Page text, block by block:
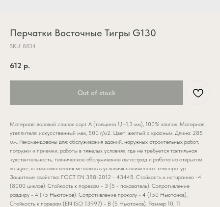
Перчатки Восточные Тигры G130
SKU: 8834
612 р.
Out of stock
Материал: воловий спилок сорт А (толщина 1,1–1,3 мм), 100% хлопок. Материал
утеплителя: искусственный мех, 500 г/м2. Цвет: желтый с красным. Длина: 285
мм. Рекомендованы для: обслуживания зданий, наружных строительных работ,
погрузки и приемки, работы в тяжелых условиях, где не требуется тактильная
чувствительность, техническое обслуживание автострад и работа на открытом
воздухе, штамповка легких металлов в условиях пониженных температур.
Защитные свойства: ГОСТ EN 388-2012 - 4344B. Стойкость к истиранию -4
(8000 циклов). Стойкость к порезам - 3 (5 - показатель). Сопротивление
раздиру - 4 (75 Ньютонов). Сопротивление проколу - 4 (150 Ньютонов).
Стойкость к порезам (EN ISO 13997) - B (5 Ньютонов). Размер 10, 11